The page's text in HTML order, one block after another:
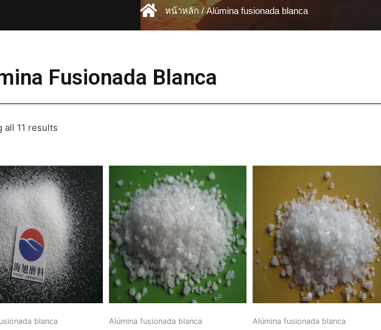
หน้าหลัก / Alúmina fusionada blanca
Fusionada Blanca
all 11 results
blanca Alúmina fusionada blanca Alúmina fusionada blanca